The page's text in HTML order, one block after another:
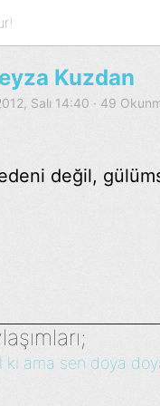
Kuzdan
Salı 14:40 · 49
değil,
ama sen doya